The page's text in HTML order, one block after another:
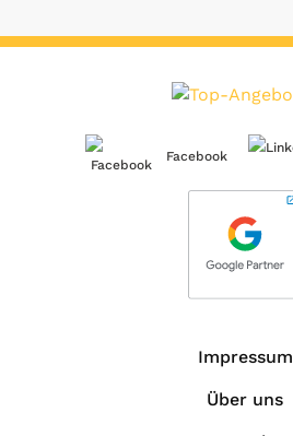
Facebook
Impressum
Über uns